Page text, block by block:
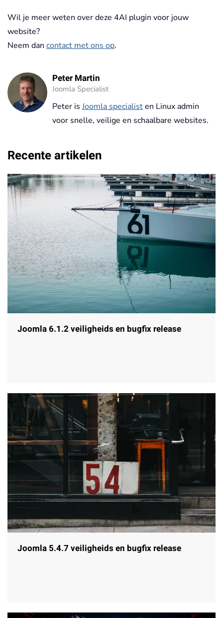
Wil je meer weten over deze 4AI plugin voor jouw
website?
Neem dan contact met ons op.
Peter Martin
Joomla Specialist
Peter isJoomla specialisten Linux admin
voor snelle, veilige en schaalbare websites.
Recente artikelen
Joomla 6.1.2 veiligheids en bugfix release
Joomla 5.4.7 veiligheids en bugfix release